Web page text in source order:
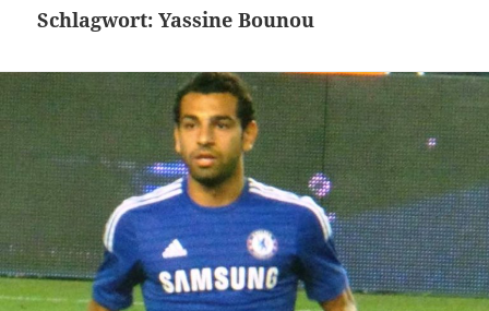
Schlagwort:Yassine Bounou